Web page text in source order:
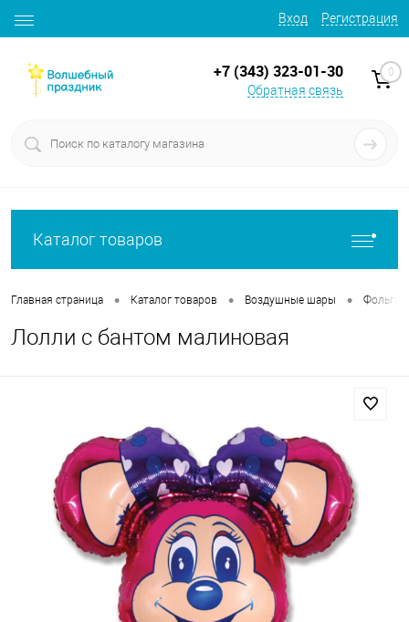
Вход Регистрация
+7 (343) 323-01-30
Обратная связь
0
Каталог товаров
Главная страница • Каталог товаров • Воздушные шары •
Лолли с бантом малиновая